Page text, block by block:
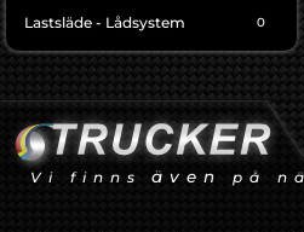
Lastsläde - Lådsystem 0
Vi finns även på